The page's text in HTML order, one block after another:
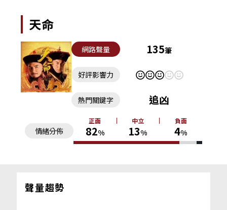
天命
網路聲量 135筆
好評影響力
情緒分佈
正面
82%
中立
13%
負面
4%
熱門關鍵字 追凶
聲量趨勢